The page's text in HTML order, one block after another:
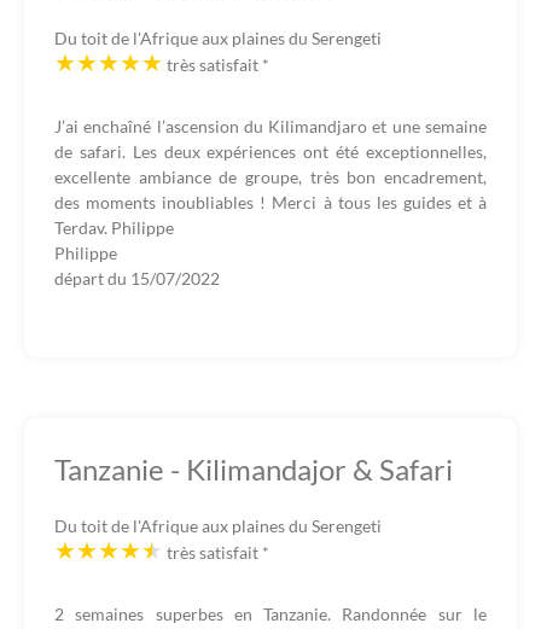
Du toit de l'Afrique aux plaines du Serengeti
très satisfait *
J’ai enchaîné l’ascension du Kilimandjaro et une semaine
de safari. Les deux expériences ont été exceptionnelles,
excellente ambiance de groupe, très bon encadrement,
des moments inoubliables ! Merci à tous les guides et à
Terdav. Philippe
Philippe
départ du 15/07/2022
Tanzanie - Kilimandajor & Safari
Du toit de l'Afrique aux plaines du Serengeti
très satisfait *
2 semaines superbes en Tanzanie. Randonnée sur le